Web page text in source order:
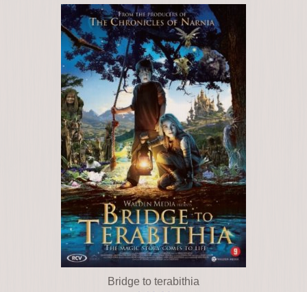
Black stallion
€ 12,00